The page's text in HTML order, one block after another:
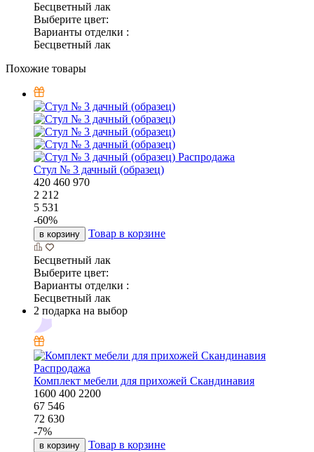
Бесцветный лак
Выберите цвет:
Варианты отделки :
Бесцветный лак
Похожие товары
Распродажа
Стул № 3 дачный (образец)
420 460 970
2 212
5 531
-60%
в корзину Товар в корзине
Бесцветный лак
Выберите цвет:
Варианты отделки :
Бесцветный лак
2 подарка на выбор
Распродажа
Комплект мебели для прихожей Скандинавия
1600 400 2200
67 546
72 630
-7%
в корзину Товар в корзине